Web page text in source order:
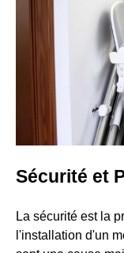
Sécurité et
La sécurité est la
l'installation d'un